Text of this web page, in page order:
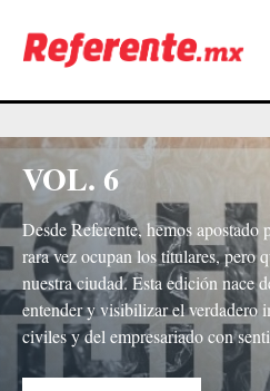
VOL. 6
Desde Referente, hemos apostado
rara vez ocupan los titulares, pero
nuestra ciudad. Esta edición nace
entender y visibilizar el verdadero
civiles y del empresariado con